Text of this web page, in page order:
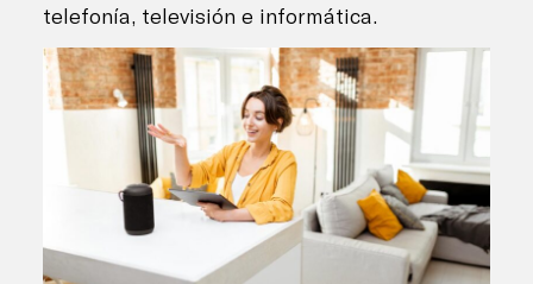
telefonía, televisión e informática.